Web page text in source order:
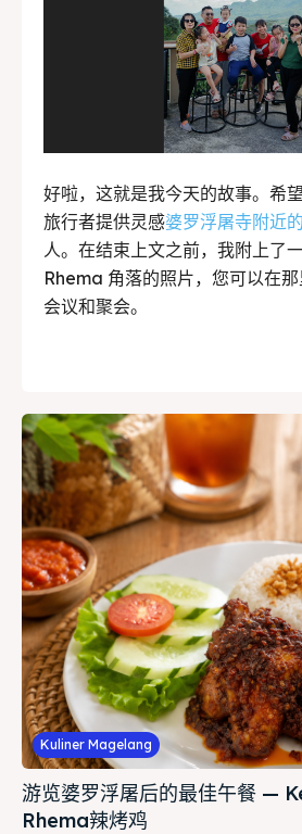
好啦，这就是我今天的故事。希
旅行者提供灵感婆罗浮屠寺附近
人。在结束上文之前，我附上了
Rhema 角落的照片，您可以在
会议和聚会。
Kuliner Magelang
游览婆罗浮屠后的最佳午餐 —
Rhema辣烤鸡